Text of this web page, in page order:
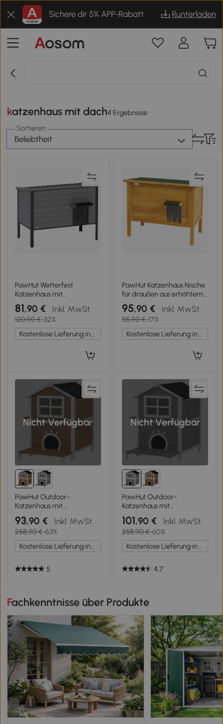
Sichere dir 5% APP-Rabatt Runterladen
katzenhaus mit dach4 Ergebnisse
Sortieren
Beliebtheit
PawHut Wetterfest
Katzenhaus mit
aufklappbarem Dach
herausnehmbarem Boden
Eingang für 1-2 Katzen bis
12 kg 85x55x70 cm
Hellgrau
81,90 € Inkl. MwSt.
120,90 €-32%
Kostenlose Lieferung innerhalb Deutschlands
PawHut Katzenhaus Nische
für draußen aus erhöhtem
Holz mit klappbarem Dach
isoliert 85 x 50 x 68,5 cm
naturgrün
95,90 € Inkl. MwSt.
115,90 €-17%
Kostenlose Lieferung innerhalb Deutschlands
Nicht Verfügbar
PawHut Outdoor-
Katzenhaus mit
wetterfestem Dach,
Fenster, Balkon,
herausnehmbarem Boden,
2 Ebenen, für 1-2 Katzen,
Braun
93,90 € Inkl. MwSt.
258,90 €-63%
Kostenlose Lieferung innerhalb Deutschlands
5
Nicht Verfügbar
PawHut Outdoor-
Katzenhaus mit
wetterfestem Dach,
Fenster, Balkon,
herausnehmbarem Boden,
2 Ebenen, für 1-2 Katzen,
Grau
101,90 € Inkl. MwSt.
258,90 €-60%
Kostenlose Lieferung innerhalb Deutschlands
4,7
Fachkenntnisse über Produkte